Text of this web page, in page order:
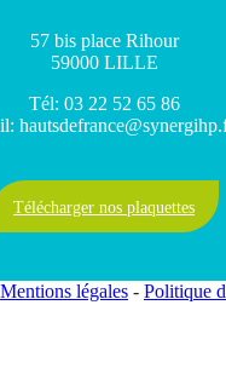
57 bis place Rihour
59000 LILLE
Tél: 03 22 52 65 86
Télécharger nos plaquettes
Mentions légales - Politique